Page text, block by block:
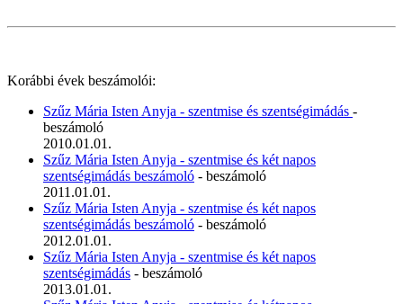
Korábbi évek beszámolói:
Szűz Mária Isten Anyja - szentmise és szentségimádás -
beszámoló
2010.01.01.
Szűz Mária Isten Anyja - szentmise és két napos
szentségimádás beszámoló - beszámoló
2011.01.01.
Szűz Mária Isten Anyja - szentmise és két napos
szentségimádás beszámoló - beszámoló
2012.01.01.
Szűz Mária Isten Anyja - szentmise és két napos
szentségimádás - beszámoló
2013.01.01.